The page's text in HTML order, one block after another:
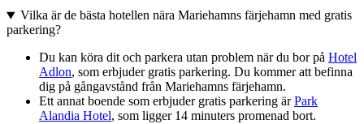
Vilka är de bästa hotellen nära Mariehamns färjehamn med gratis
parkering?
Du kan köra dit och parkera utan problem när du bor på Hotel
Adlon, som erbjuder gratis parkering. Du kommer att befinna
dig på gångavstånd från Mariehamns färjehamn.
Ett annat boende som erbjuder gratis parkering ärPark
Alandia Hotel, som ligger 14 minuters promenad bort.